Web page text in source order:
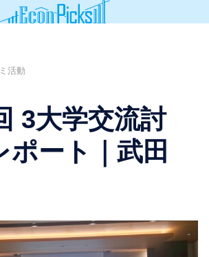
活動
3大学交流討
ポート｜武田